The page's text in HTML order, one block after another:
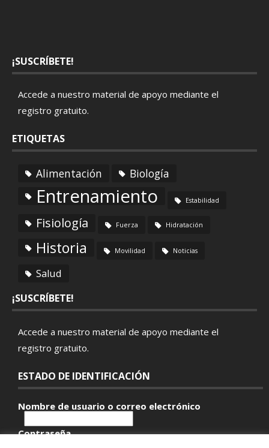
¡SUSCRÍBETE!
Accede a nuestro material de apoyo mediante el
registro gratuito.
ETIQUETAS
Alimentación Biología
Entrenamiento Estabilidad
Fisiología Fuerza Hidratación
Historia Movilidad Noticias
Salud
¡SUSCRÍBETE!
Accede a nuestro material de apoyo mediante el
registro gratuito.
ESTADO DE IDENTIFICACIÓN
Nombre de usuario o correo electrónico
Contraseña